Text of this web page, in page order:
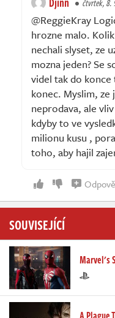
čtvrtek, 8.
@ReggieKray
hrozne malo.
nechali slyset, ze
mozna jeden? Se
videl tak do
konec. Myslim, ze
neprodava, ale
kdyby to ve
milionu kusu ,
toho, aby hajil
SOUVISEJÍCÍ
Marvel's